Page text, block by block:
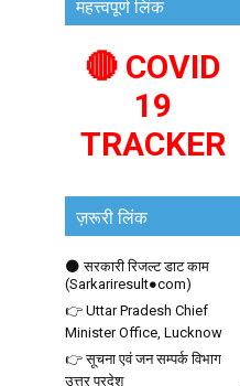
महत्त्वपूर्ण लिंक
🔴 COVID
19
TRACKER
ज़रूरी लिंक
🌑 सरकारी रिजल्ट डाट काम
(Sarkariresult●com)
👉 Uttar Pradesh Chief
Minister Office, Lucknow
👉 सूचना एवं जन सम्पर्क विभाग
उत्तर प्रदेश